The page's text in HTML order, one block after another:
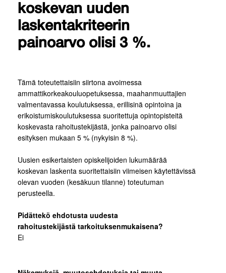
koskevan uuden
laskentakriteerin
painoarvo olisi 3 %.
Tämä toteutettaisiin siirtona avoimessa
ammattikorkeakouluopetuksessa, maahanmuuttajien
valmentavassa koulutuksessa, erillisinä opintoina ja
erikoistumiskoulutuksessa suoritettuja opintopisteitä
koskevasta rahoitustekijästä, jonka painoarvo olisi
esityksen mukaan 5 % (nykyisin 8 %).
Uusien esikertaisten opiskelijoiden lukumäärää
koskevan laskenta suoritettaisiin viimeisen käytettävissä
olevan vuoden (kesäkuun tilanne) toteutuman
perusteella.
Pidättekö ehdotusta uudesta
rahoitustekijästä tarkoituksenmukaisena?
Ei